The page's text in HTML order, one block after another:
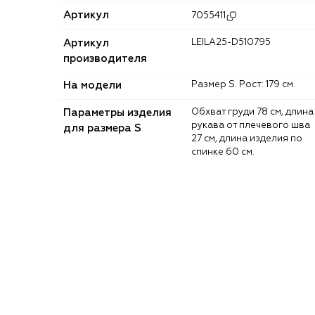
Артикул 7055411
Артикул
производителя
LEILA25-D510795
На модели Размер S. Рост: 179 см.
Параметры изделия
для размера S
Обхват груди 78 см, длина
рукава от плечевого шва
27 см, длина изделия по
спинке 60 см.